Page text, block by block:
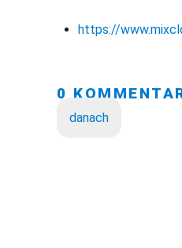
https://
0
danach